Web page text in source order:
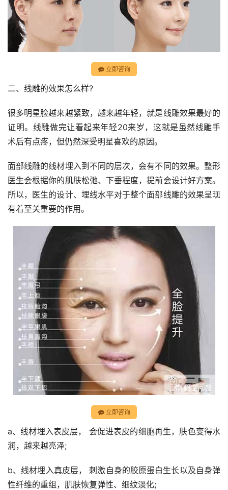
立即咨询
二、线雕的效果怎么样?
很多明星脸越来越紧致，越来越年轻，就是线雕效果最好的
证明。线雕做完让看起来年轻20来岁，这就是虽然线雕手
术后有点疼，但仍然深受明星喜欢的原因。
面部线雕的线材埋入到不同的层次，会有不同的效果。整形
医生会根据你的肌肤松弛、下垂程度，提前会设计好方案。
所以，医生的设计、埋线水平对于整个面部线雕的效果呈现
有着至关重要的作用。
立即咨询
a、线材埋入表皮层， 会促进表皮的细胞再生，肤色变得水
润，越来越亮泽;
b、线材埋入真皮层， 刺激自身的胶原蛋白生长以及自身弹
性纤维的重组，肌肤恢复弹性、细纹淡化;